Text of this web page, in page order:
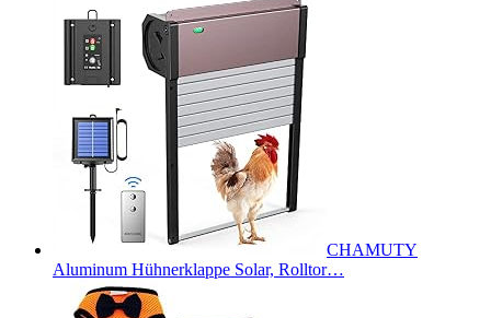
CHAMUTY
Aluminum Hühnerklappe Solar, Rolltor…